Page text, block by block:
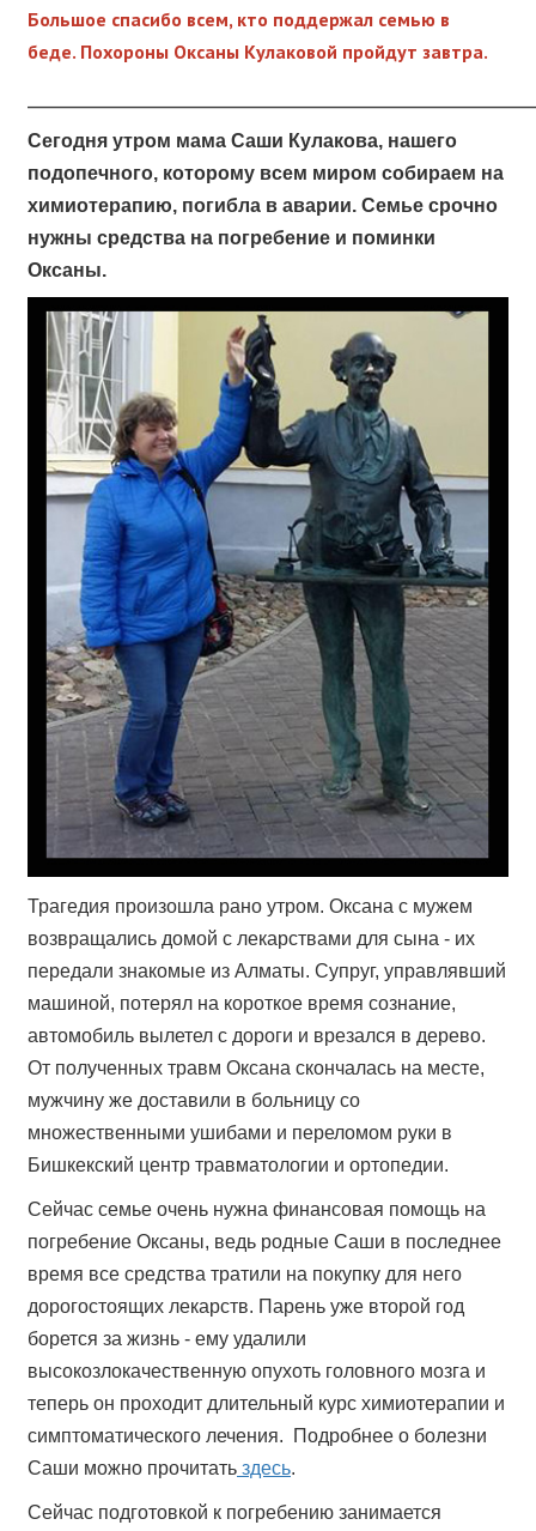
Большое спасибо всем, кто поддержал семью в
беде. Похороны Оксаны Кулаковой пройдут завтра.
Сегодня утром мама Саши Кулакова, нашего
подопечного, которому всем миром собираем на
химиотерапию, погибла в аварии. Семье срочно
нужны средства на погребение и поминки
Оксаны.
Трагедия произошла рано утром. Оксана с мужем
возвращались домой с лекарствами для сына - их
передали знакомые из Алматы. Супруг, управлявший
машиной, потерял на короткое время сознание,
автомобиль вылетел с дороги и врезался в дерево.
От полученных травм Оксана скончалась на месте,
мужчину же доставили в больницу со
множественными ушибами и переломом руки в
Бишкекский центр травматологии и ортопедии.
Сейчас семье очень нужна финансовая помощь на
погребение Оксаны, ведь родные Саши в последнее
время все средства тратили на покупку для него
дорогостоящих лекарств. Парень уже второй год
борется за жизнь - ему удалили
высокозлокачественную опухоть головного мозга и
теперь он проходит длительный курс химиотерапии и
симптоматического лечения. Подробнее о болезни
Саши можно прочитать здесь.
Сейчас подготовкой к погребению занимается